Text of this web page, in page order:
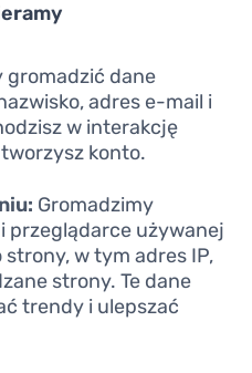
gromadzić dane
adres e-mail i
w interakcję
konto.
Gromadzimy
przeglądarce używanej
w tym adres IP,
strony. Te dane
trendy i ulepszać